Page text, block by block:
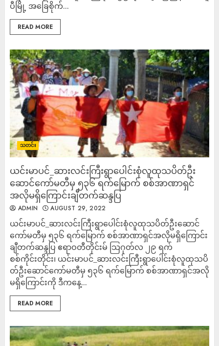
ပီမြို့ အခြေစိုက်...
READ MORE
သတင်း
ယင်းမာပင်_ဆားလင်းကြီးရွာပေါင်းစုံလူထုသပိတ်ဦး
ဆောင်ကော်မတီမှ ၅၃၆ ရက်မြောက် စစ်အာဏာရှင်
အလိုမရှိကြောင်းချီတက်ဆန္ဒပြ
ADMIN AUGUST 29, 2022
ယင်းမာပင်_ဆားလင်းကြီးရွာပေါင်းစုံလူထုသပိတ်ဦးဆောင်
ကော်မတီမှ ၅၃၆ ရက်မြောက် စစ်အာဏာရှင်အလိုမရှိကြောင်း
ချီတက်ဆန္ဒပြ ဧရာဝတီတိုင်းမ် သြဂုတ်လ ၂၉ ရက်
စစ်ကိုင်းတိုင်း၊ ယင်းမာပင်_ဆားလင်းကြီးရွာပေါင်းစုံလူထုသပိ
တ်ဦးဆောင်ကော်မတီမှ ၅၃၆ ရက်မြောက် စစ်အာဏာရှင်အလို
မရှိကြောင်းကို ဒီကနေ့...
READ MORE